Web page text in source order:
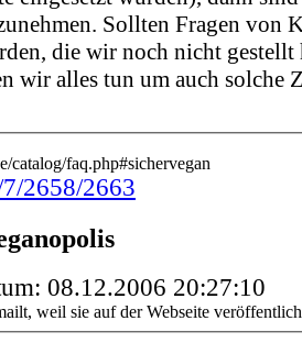
Sollten Fragen von
die wir noch nicht gestellt
wir alles tun um auch solche
catalog/faq.php#sichervegan
2658/2663
08.12.2006 20:27:10
weil sie auf der Webseite